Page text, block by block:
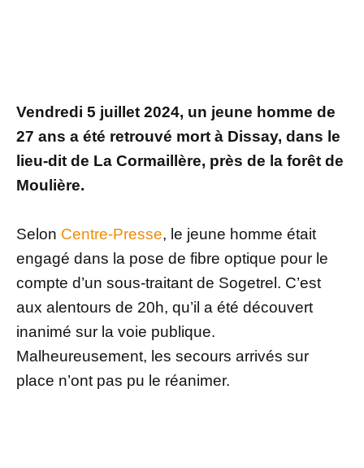
Vendredi 5 juillet 2024, un jeune homme de
27 ans a été retrouvé mort à Dissay, dans le
lieu-dit de La Cormaillère, près de la forêt de
Moulière.
Selon Centre-Presse, le jeune homme était
engagé dans la pose de fibre optique pour le
compte d’un sous-traitant de Sogetrel. C’est
aux alentours de 20h, qu’il a été découvert
inanimé sur la voie publique.
Malheureusement, les secours arrivés sur
place n’ont pas pu le réanimer.